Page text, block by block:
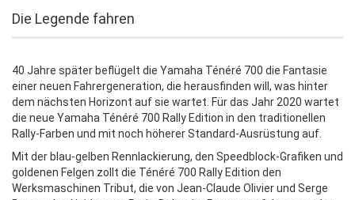
Die Legende fahren
40 Jahre später beflügelt die Yamaha Ténéré 700 die Fantasie
einer neuen Fahrergeneration, die herausfinden will, was hinter
dem nächsten Horizont auf sie wartet. Für das Jahr 2020 wartet
die neue Yamaha Ténéré 700 Rally Edition in den traditionellen
Rally-Farben und mit noch höherer Standard-Ausrüstung auf.
Mit der blau-gelben Rennlackierung, den Speedblock-Grafiken und
goldenen Felgen zollt die Ténéré 700 Rally Edition den
Werksmaschinen Tribut, die von Jean-Claude Olivier und Serge